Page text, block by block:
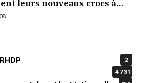
leurs nouveaux crocs à
2
4 731